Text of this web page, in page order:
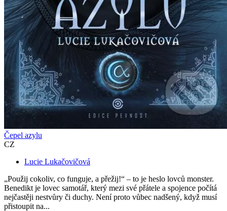
Čepel azylu
CZ
Lucie Lukačovičová
„Použij cokoliv, co funguje, a přežij!“ – to je heslo lovců monster.
Benedikt je lovec samotář, který mezi své přátele a spojence počítá
nejčastěji nestvůry či duchy. Není proto vůbec nadšený, když musí
přistoupit na...